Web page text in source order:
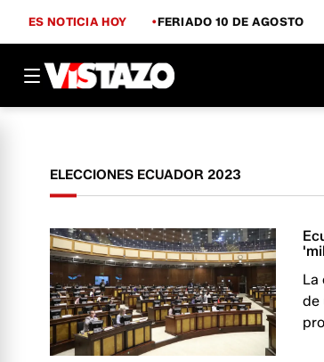
ES NOTICIA HOY FERIADO 10 DE AGOSTO
ELECCIONES ECUADOR 2023
La
de